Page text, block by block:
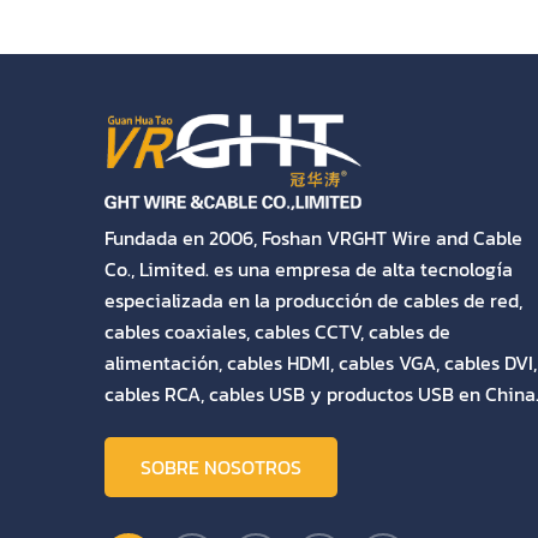
Fundada en 2006, Foshan VRGHT Wire and Cable
Co., Limited. es una empresa de alta tecnología
especializada en la producción de cables de red,
cables coaxiales, cables CCTV, cables de
alimentación, cables HDMI, cables VGA, cables DVI,
cables RCA, cables USB y productos USB en China.
SOBRE NOSOTROS